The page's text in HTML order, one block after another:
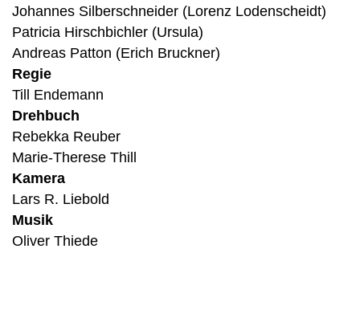
Johannes Silberschneider (Lorenz Lodenscheidt)
Patricia Hirschbichler (Ursula)
Andreas Patton (Erich Bruckner)
Regie
Till Endemann
Drehbuch
Rebekka Reuber
Marie-Therese Thill
Kamera
Lars R. Liebold
Musik
Oliver Thiede